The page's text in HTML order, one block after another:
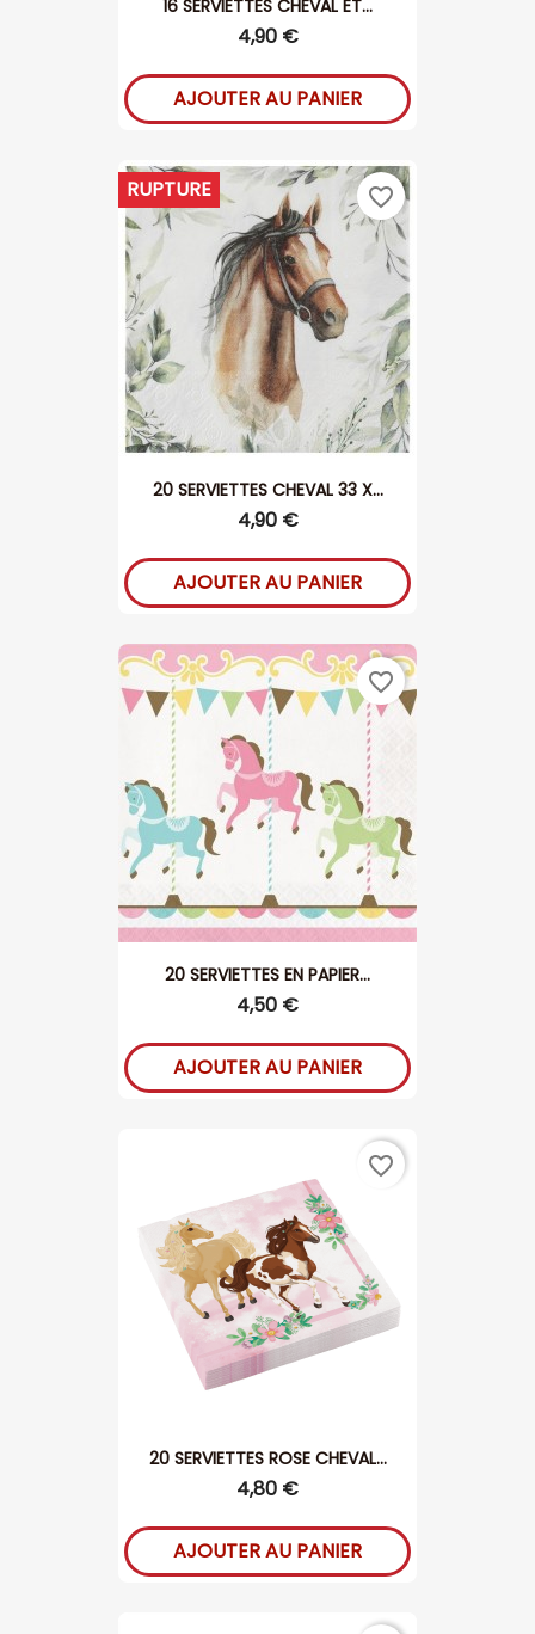
16 SERVIETTES CHEVAL ET...
4,90 €
AJOUTER AU PANIER
20 SERVIETTES CHEVAL 33 X...
4,90 €
RUPTURE
AJOUTER AU PANIER
favorite_border
20 SERVIETTES EN PAPIER...
4,50 €
AJOUTER AU PANIER
favorite_border
20 SERVIETTES ROSE CHEVAL...
4,80 €
AJOUTER AU PANIER
favorite_border